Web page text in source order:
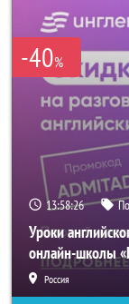
-40%
13:58:24
Уроки
онлайн-школы
Россия